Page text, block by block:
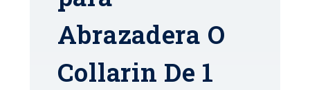
Abrazadera O
Collarin De 1